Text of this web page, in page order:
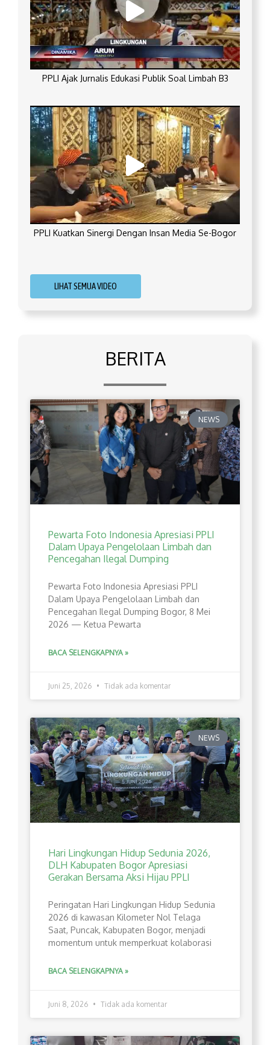
PPLI Ajak Jurnalis Edukasi Publik Soal Limbah B3
PPLI Kuatkan Sinergi Dengan Insan Media Se-Bogor
LIHAT SEMUA VIDEO
BERITA
NEWS
Pewarta Foto Indonesia Apresiasi PPLI
Dalam Upaya Pengelolaan Limbah dan
Pencegahan Ilegal Dumping
Pewarta Foto Indonesia Apresiasi PPLI
Dalam Upaya Pengelolaan Limbah dan
Pencegahan Ilegal Dumping Bogor, 8 Mei
2026 — Ketua Pewarta
BACA SELENGKAPNYA »
Juni 25, 2026 Tidak ada komentar
NEWS
Hari Lingkungan Hidup Sedunia 2026,
DLH Kabupaten Bogor Apresiasi
Gerakan Bersama Aksi Hijau PPLI
Peringatan Hari Lingkungan Hidup Sedunia
2026 di kawasan Kilometer Nol Telaga
Saat, Puncak, Kabupaten Bogor, menjadi
momentum untuk memperkuat kolaborasi
BACA SELENGKAPNYA »
Juni 8, 2026 Tidak ada komentar